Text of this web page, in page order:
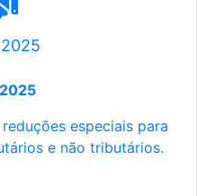
2025
especiais para
e não tributários.